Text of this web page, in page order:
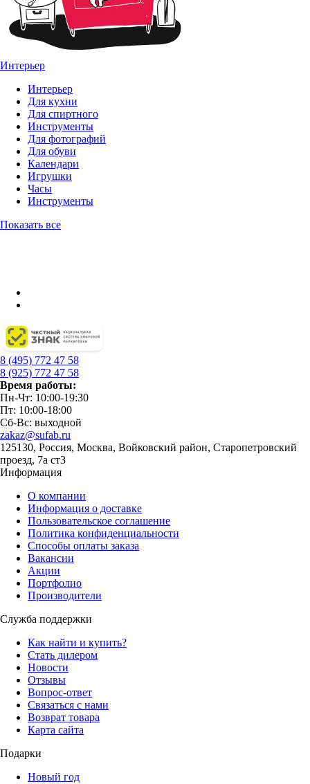
Интерьер
Интерьер
Для кухни
Для спиртного
Инструменты
Для фотографий
Для обуви
Календари
Игрушки
Часы
Инструменты
Показать все
8 (495) 772 47 58
8 (925) 772 47 58
Время работы:
Пн-Чт: 10:00-19:30
Пт: 10:00-18:00
Сб-Вс: выходной
zakaz@sufab.ru
125130, Россия, Москва, Войковский район, Старопетровский
проезд, 7а ст3
Информация
О компании
Информация о доставке
Пользовательское соглашение
Политика конфиденциальности
Способы оплаты заказа
Вакансии
Акции
Портфолио
Производители
Служба поддержки
Как найти и купить?
Стать дилером
Новости
Отзывы
Вопрос-ответ
Связаться с нами
Возврат товара
Карта сайта
Подарки
Новый год